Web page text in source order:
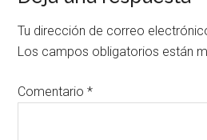
con
los
lectores
Tu dirección de correo
Los campos obligatorios están
Comentario*